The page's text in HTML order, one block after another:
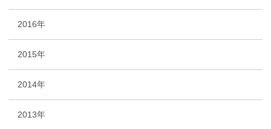
2016年
2015年
2014年
2013年